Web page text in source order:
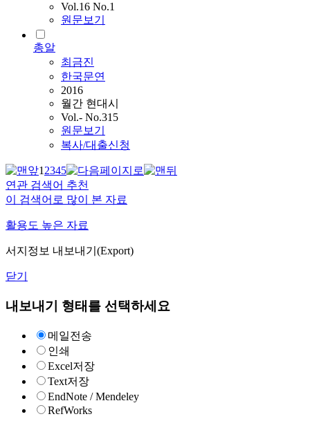
Vol.16 No.1
원문보기
총알
최금진
한국문연
2016
월간 현대시
Vol.- No.315
원문보기
복사/대출신청
12345
연관 검색어 추천
이 검색어로 많이 본 자료
활용도 높은 자료
서지정보 내보내기(Export)
닫기
내보내기 형태를 선택하세요
메일전송
인쇄
Excel저장
Text저장
EndNote / Mendeley
RefWorks